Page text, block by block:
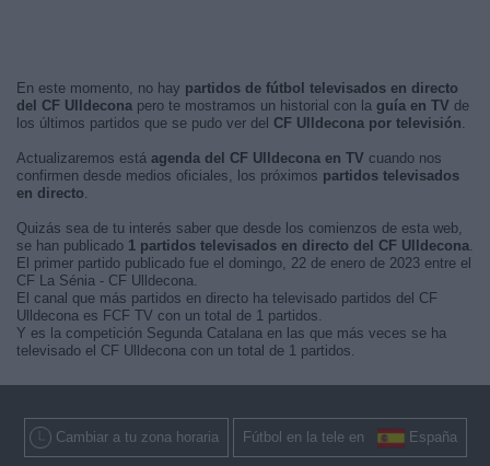
En este momento, no hay partidos de fútbol televisados en directo
del CF Ulldecona pero te mostramos un historial con la guía en TV de
los últimos partidos que se pudo ver del CF Ulldecona por televisión.
Actualizaremos está agenda del CF Ulldecona en TV cuando nos
confirmen desde medios oficiales, los próximos partidos televisados
en directo.
Quizás sea de tu interés saber que desde los comienzos de esta web,
se han publicado 1 partidos televisados en directo del CF Ulldecona.
El primer partido publicado fue el domingo, 22 de enero de 2023 entre el
CF La Sénia - CF Ulldecona.
El canal que más partidos en directo ha televisado partidos del CF
Ulldecona es FCF TV con un total de 1 partidos.
Y es la competición Segunda Catalana en las que más veces se ha
televisado el CF Ulldecona con un total de 1 partidos.
Cambiar a tu zona horaria Fútbol en la tele en España